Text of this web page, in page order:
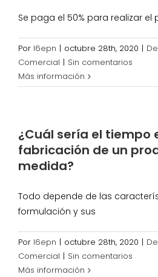
Se paga el 50% para realizar el
Por l6epn | octubre 28th, 2020 |
Comercial | Sin comentarios
Más información
¿Cuál sería el tiempo
fabricación de un
medida?
Todo depende de las
formulación y sus
Por l6epn | octubre 28th, 2020 |
Comercial | Sin comentarios
Más información